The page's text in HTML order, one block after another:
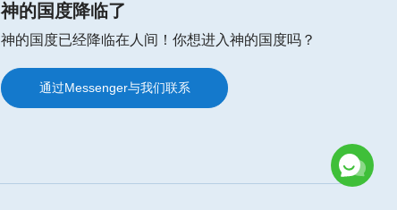
神的国度降临了
神的国度已经降临在人间！你想进入神的国度吗？
通过Messenger与我们联系